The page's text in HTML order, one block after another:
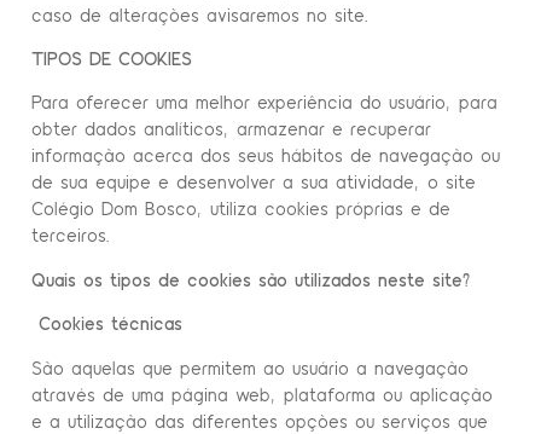
caso de alterações avisaremos no site.
TIPOS DE COOKIES
Para oferecer uma melhor experiência do usuário, para
obter dados analíticos, armazenar e recuperar
informação acerca dos seus hábitos de navegação ou
de sua equipe e desenvolver a sua atividade, o site
Colégio Dom Bosco, utiliza cookies próprias e de
terceiros.
Quais os tipos de cookies são utilizados neste site?
Cookies técnicas
São aquelas que permitem ao usuário a navegação
através de uma página web, plataforma ou aplicação
e a utilização das diferentes opções ou serviços que